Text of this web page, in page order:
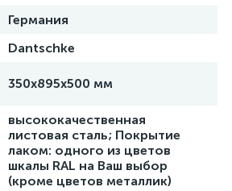
Германия
Dantschke
350x895x500 мм
высококачественная
листовая сталь; Покрытие
лаком: одного из цветов
шкалы RAL на Ваш выбор
(кроме цветов металлик)